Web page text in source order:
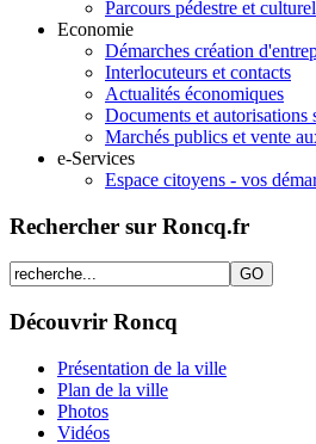
Parcours pédestre et culturel
Economie
Démarches création
Interlocuteurs et contacts
Actualités économiques
Documents et autorisations
Marchés publics et vente
e-Services
Espace citoyens - vos
Rechercher sur Roncq.fr
Découvrir Roncq
Présentation de la ville
Plan de la ville
Photos
Vidéos